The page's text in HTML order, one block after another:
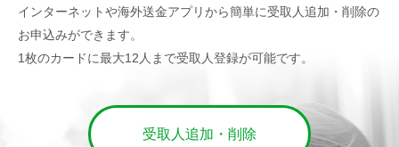
インターネットや海外送金アプリから簡単に受取人追加・削除の
お申込みができます。
1枚のカードに最大12人まで受取人登録が可能です。
受取人追加・削除